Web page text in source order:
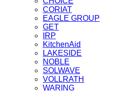
CORIAT
EAGLE GROUP
GET
IRP
KitchenAid
LAKESIDE
NOBLE
SOLWAVE
VOLLRATH
WARING